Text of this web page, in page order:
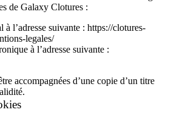
de Galaxy Clotures :
à l’adresse suivante : https://clotures-
legales/
à l’adresse suivante :
accompagnées d’une copie d’un titre